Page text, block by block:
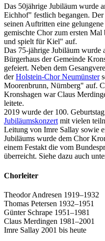
Das 50jährige Jubiläum wurde
Eichhof" festlich begangen.
seinen Auftritten eine
gemischte Chor zum ersten
und spielt für Kiel" auf.
Das 75-jährige Jubiläum wurde
Bürgerhaus der Gemeinde
gefeiert. Neben dem
derHolstein-Chor Neumünster
Moorenbrunn, Nürnberg" auf.
Kronshagen war Claus
leitete.
2019 wurde der 100.
Jubiläumskonzert mit vielen
Leitung von Imre Sallay sowie
Jubiläums wurde dem Chor
einem Festakt die vom
überreicht. Siehe dazu auch
Chorleiter
Theodor Andresen 1919–1932
Thomas Petersen 1932–1951
Günter Schrape 1951–1981
Claus Merdingen 1981–2001
Imre Sallay 2001 bis heute